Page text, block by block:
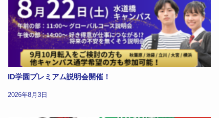
ID学園プレミアム説明会開催！
2026年8月3日